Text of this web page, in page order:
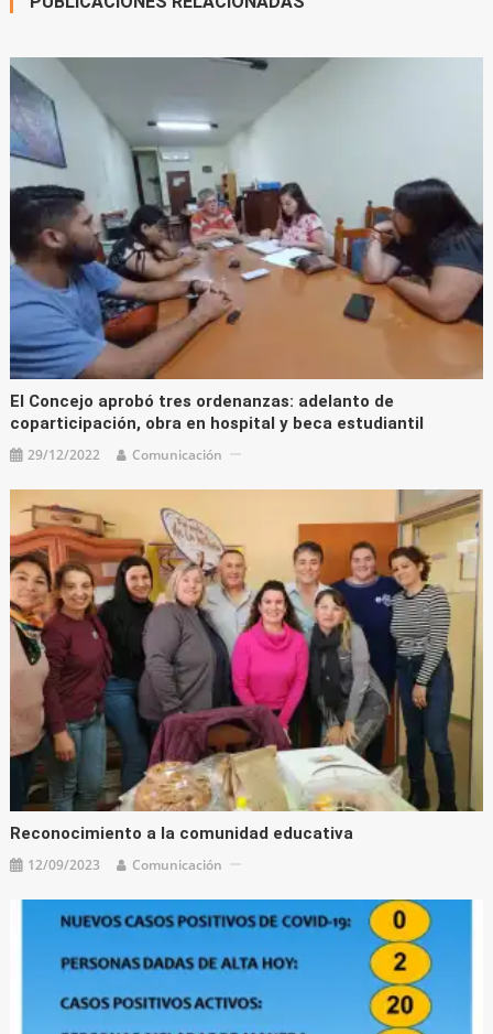
El Concejo aprobó tres ordenanzas: adelanto de
coparticipación, obra en hospital y beca estudiantil
29/12/2022 Comunicación
Reconocimiento a la comunidad educativa
12/09/2023 Comunicación